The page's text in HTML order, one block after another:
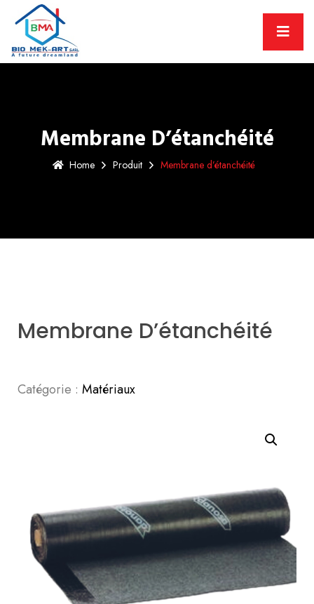
Membrane D’étanchéité
Home Produit Membrane d’étanchéité
Membrane D’étanchéité
Catégorie : Matériaux